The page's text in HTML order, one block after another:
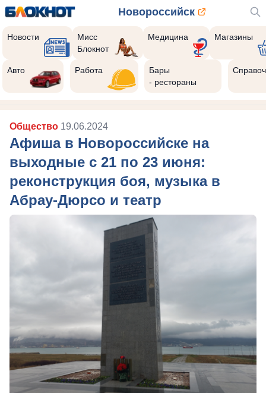
Новороссийск
Новости
Мисс
Блокнот
Медицина Магазины
Авто Работа
Бары
- рестораны
Общество 19.06.2024
Афиша в Новороссийске на
выходные с 21 по 23 июня:
реконструкция боя, музыка в
Абрау-Дюрсо и театр